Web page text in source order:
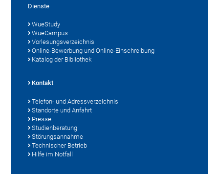
Dienste
WueStudy
WueCampus
Vorlesungsverzeichnis
Online-Bewerbung und Online-Einschreibung
Katalog der Bibliothek
Kontakt
Telefon- und Adressverzeichnis
Standorte und Anfahrt
Presse
Studienberatung
Störungsannahme
Technischer Betrieb
Hilfe im Notfall